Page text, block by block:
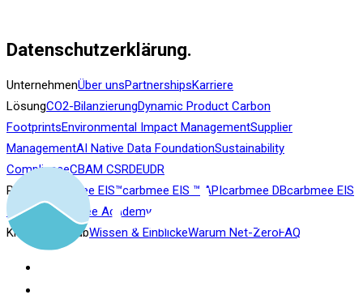
Datenschutzerklärung.
UnternehmenÜber unsPartnershipsKarriere
LösungCO2-BilanzierungDynamic Product Carbon
FootprintsEnvironmental Impact ManagementSupplier
ManagementAI Native Data FoundationSustainability
ComplianceCBAM CSRDEUDR
Produkt
carbmee EIS™carbmee EIS ™ API carbmee DBcarbmee EIS
™ Studio
carbmee Academy
Knowledge HubWissen & EinblickeWarum Net-ZeroFAQ